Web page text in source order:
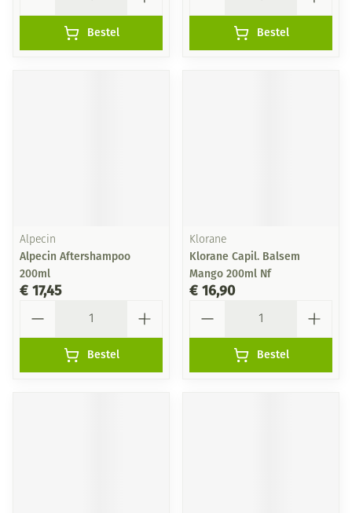
Bestel Bestel
Alpecin
Alpecin Aftershampoo
200ml
€ 17,45
Bestel
Klorane
Klorane Capil. Balsem
Mango 200ml Nf
€ 16,90
Bestel